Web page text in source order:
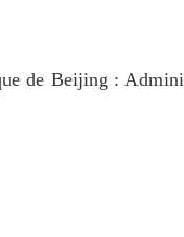
de Beijing :